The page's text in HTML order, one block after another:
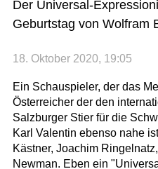
Der Universal-
Geburtstag von Wolfram
18. Oktober 2020, 19:05
Ein Schauspieler, der das
Österreicher der den
Salzburger Stier für die
Karl Valentin ebenso nahe
Kästner, Joachim
Newman. Eben ein